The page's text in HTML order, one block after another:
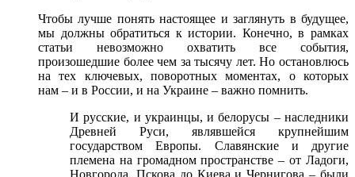
Чтобы лучше понять настоящее и заглянуть в будущее,
мы должны обратиться к истории. Конечно, в рамках
статьи невозможно охватить все события,
произошедшие более чем за тысячу лет. Но остановлюсь
на тех ключевых, поворотных моментах, о которых
нам – и в России, и на Украине – важно помнить.
И русские, и украинцы, и белорусы – наследники
Древней Руси, являвшейся крупнейшим
государством Европы. Славянские и другие
племена на громадном пространстве – от Ладоги,
Новгорода, Пскова до Киева и Чернигова – были